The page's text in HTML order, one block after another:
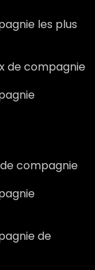
les plus
de compagnie
compagnie
de